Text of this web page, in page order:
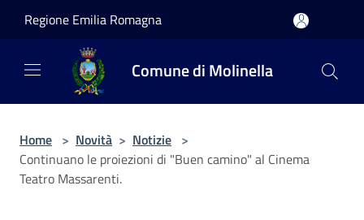
Regione Emilia Romagna
Comune di Molinella
Home > Novità > Notizie >
Continuano le proiezioni di "Buen camino" al Cinema
Teatro Massarenti.